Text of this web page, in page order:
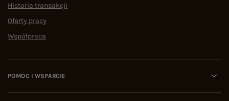
Historia transakcji
Oferty pracy
Współpraca
POMOC I WSPARCIE